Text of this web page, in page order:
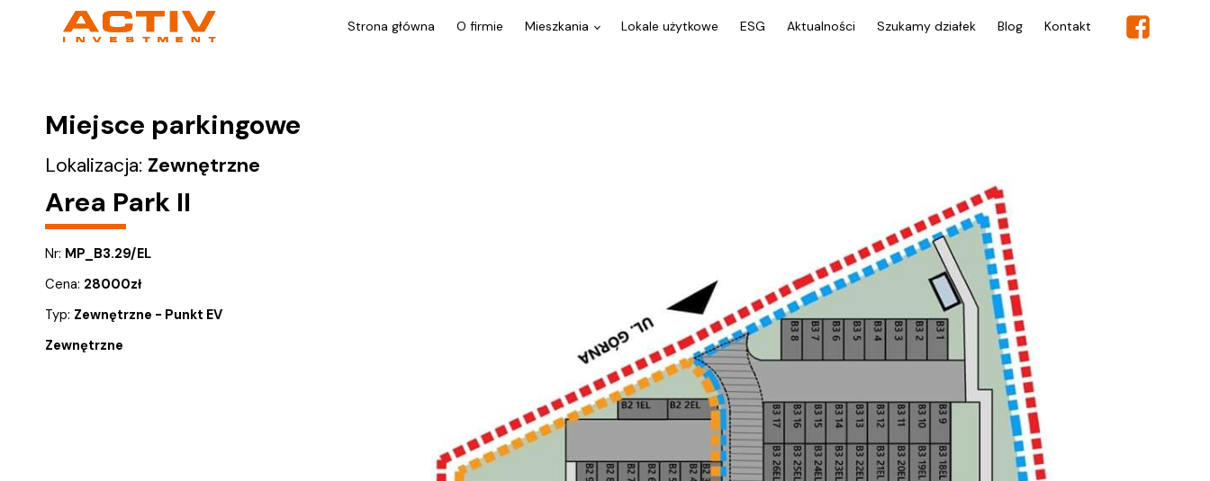
Strona główna O firmie Mieszkania Lokale użytkowe ESG Aktualności Szukamy działek Blog Kontakt
Miejsce parkingowe
Lokalizacja: Zewnętrzne
Area Park II
Nr: MP_B3.29/EL
Cena: 28000zł
Typ: Zewnętrzne - Punkt EV
Zewnętrzne